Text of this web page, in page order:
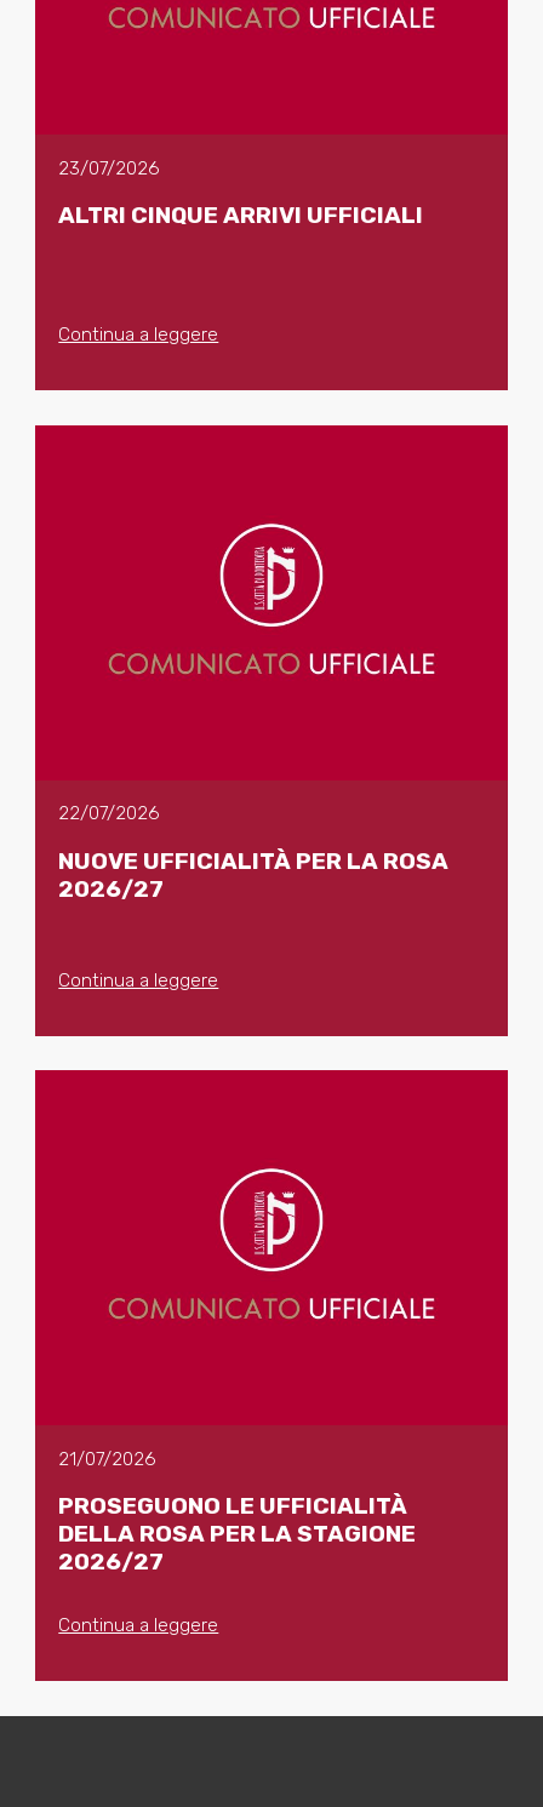
23/07/2026
ALTRI CINQUE ARRIVI UFFICIALI
Continua a leggere
22/07/2026
NUOVE UFFICIALITÀ PER LA ROSA
2026/27
Continua a leggere
21/07/2026
PROSEGUONO LE UFFICIALITÀ
DELLA ROSA PER LA STAGIONE
2026/27
Continua a leggere